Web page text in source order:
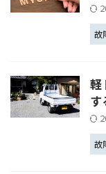
故
軽
す
故